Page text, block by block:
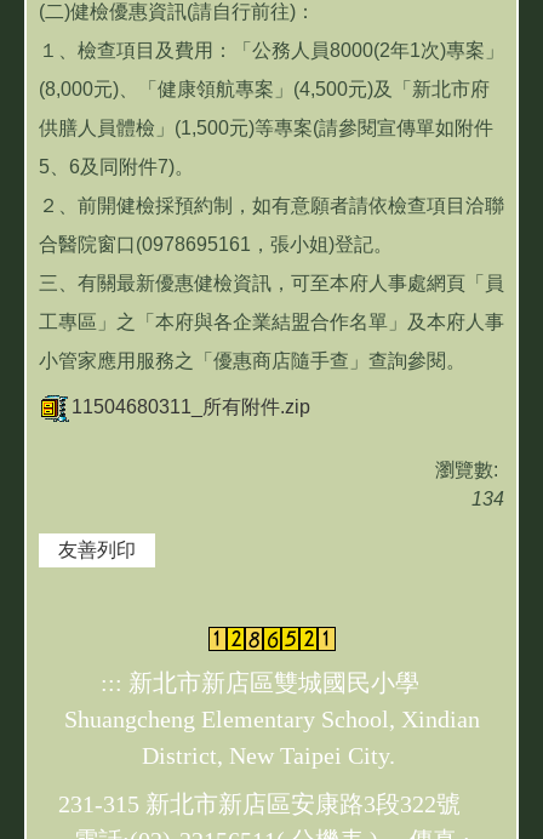
(二)健檢優惠資訊(請自行前往)：
１、檢查項目及費用：「公務人員8000(2年1次)專案」
(8,000元)、「健康領航專案」(4,500元)及「新北市府
供膳人員體檢」(1,500元)等專案(請參閱宣傳單如附件
5、6及同附件7)。
２、前開健檢採預約制，如有意願者請依檢查項目洽聯
合醫院窗口(0978695161，張小姐)登記。
三、有關最新優惠健檢資訊，可至本府人事處網頁「員
工專區」之「本府與各企業結盟合作名單」及本府人事
小管家應用服務之「優惠商店隨手查」查詢參閱。
11504680311_所有附件.zip
瀏覽數:
134
友善列印
::: 新北市新店區雙城國民小學
Shuangcheng Elementary School, Xindian
District, New Taipei City.
231-315 新北市新店區安康路3段322號